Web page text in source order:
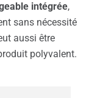
intégrée,
sans nécessité
aussi être
polyvalent.